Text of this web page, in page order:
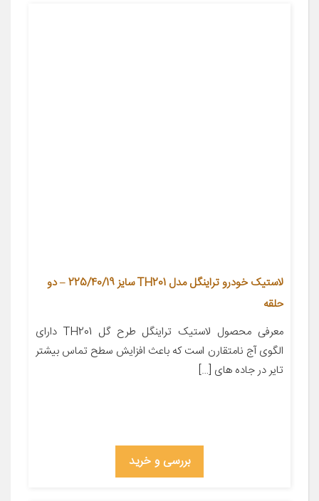
لاستیک خودرو تراینگل مدل TH201 سایز 225/40/19 – دو
حلقه
معرفی محصول لاستیک تراینگل طرح گل TH201 دارای
الگوی آج نامتقارن است که باعث افزایش سطح تماس بیشتر
تایر در جاده های […]
بررسی و خرید